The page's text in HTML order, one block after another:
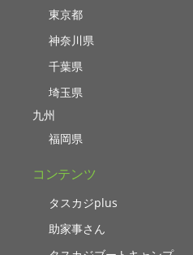
東京都
神奈川県
千葉県
埼玉県
九州
福岡県
コンテンツ
タスカジplus
助家事さん